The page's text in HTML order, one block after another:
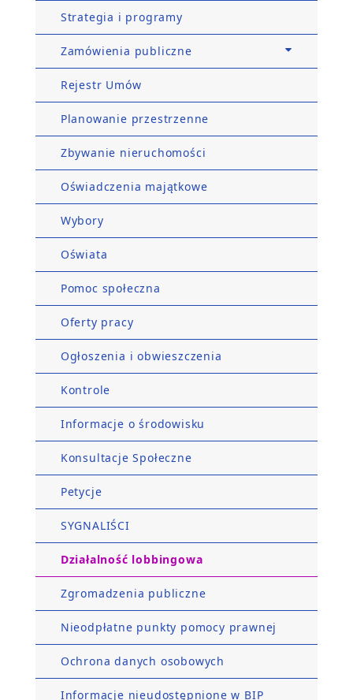
Strategia i programy
Zamówienia publiczne
Rejestr Umów
Planowanie przestrzenne
Zbywanie nieruchomości
Oświadczenia majątkowe
Wybory
Oświata
Pomoc społeczna
Oferty pracy
Ogłoszenia i obwieszczenia
Kontrole
Informacje o środowisku
Konsultacje Społeczne
Petycje
SYGNALIŚCI
Działalność lobbingowa
Zgromadzenia publiczne
Nieodpłatne punkty pomocy prawnej
Ochrona danych osobowych
Informacje nieudostępnione w BIP